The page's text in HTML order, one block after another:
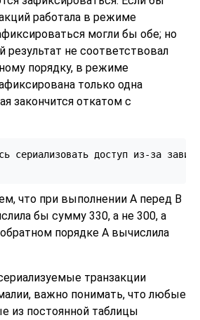
работала в режиме
могли бы обе; но
результат не соответствовал
порядку, в режиме
только одна
закончится откатом с
сериализовать доступ из-за
что при выполнении A перед B
бы сумму 330, а не 300, а
порядке A вычислила
транзакции
важно понимать, что любые
из постоянной таблицы